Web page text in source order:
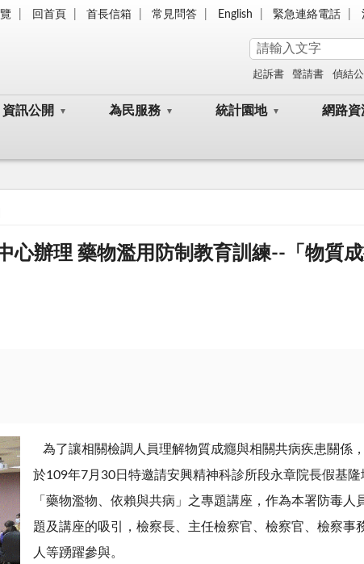
回首頁 首長信箱 常見問答 English 緊急連絡電話
起訴書 聲請書 偵結
資訊公開 為民服務 統計園地 網路資
心辦理 藥物濫用防制教育訓練--「物質
為了讓相關檢調人員理解物質成癮與相關共病疾患關係
於109年7月 30日特邀請安興精神科診所段永章院長假基隆
「藥物濫物、依賴與共病」之專題講座，作為本署防毒人
題及講座的吸引，檢察長、主任檢察官、檢察官、檢察事
人等踴躍參與。